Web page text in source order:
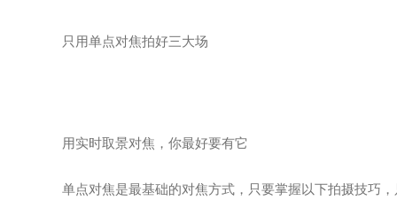
只用单点对焦拍好三大场
用实时取景对焦，你最好要有它
单点对焦是最基础的对焦方式，只要掌握以下拍摄技巧，